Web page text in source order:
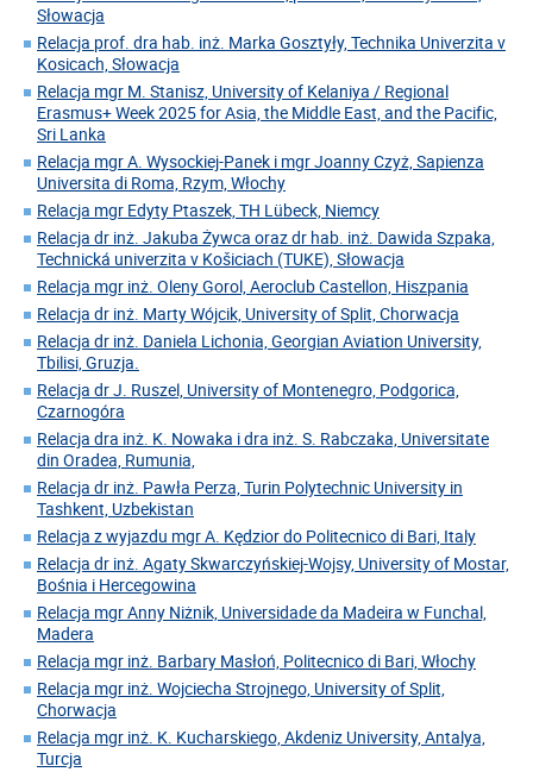
Słowacja
Relacja prof. dra hab. inż. Marka Gosztyły, Technika Univerzita v
Kosicach, Słowacja
Relacja mgr M. Stanisz, University of Kelaniya / Regional
Erasmus+ Week 2025 for Asia, the Middle East, and the Pacific,
Sri Lanka
Relacja mgr A. Wysockiej-Panek i mgr Joanny Czyż, Sapienza
Universita di Roma, Rzym, Włochy
Relacja mgr Edyty Ptaszek, TH Lübeck, Niemcy
Relacja dr inż. Jakuba Żywca oraz dr hab. inż. Dawida Szpaka,
Technická univerzita v Košiciach (TUKE), Słowacja
Relacja mgr inż. Oleny Gorol, Aeroclub Castellon, Hiszpania
Relacja dr inż. Marty Wójcik, University of Split, Chorwacja
Relacja dr inż. Daniela Lichonia, Georgian Aviation University,
Tbilisi, Gruzja.
Relacja dr J. Ruszel, University of Montenegro, Podgorica,
Czarnogóra
Relacja dra inż. K. Nowaka i dra inż. S. Rabczaka, Universitate
din Oradea, Rumunia,
Relacja dr inż. Pawła Perza, Turin Polytechnic University in
Tashkent, Uzbekistan
Relacja z wyjazdu mgr A. Kędzior do Politecnico di Bari, Italy
Relacja dr inż. Agaty Skwarczyńskiej-Wojsy, University of Mostar,
Bośnia i Hercegowina
Relacja mgr Anny Niżnik, Universidade da Madeira w Funchal,
Madera
Relacja mgr inż. Barbary Masłoń, Politecnico di Bari, Włochy
Relacja mgr inż. Wojciecha Strojnego, University of Split,
Chorwacja
Relacja mgr inż. K. Kucharskiego, Akdeniz University, Antalya,
Turcja